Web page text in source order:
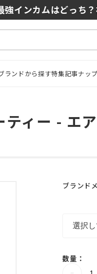
強インカムはどっち
ランドから探す特集記事ナッ
ティー - エ
ブランド
数量：